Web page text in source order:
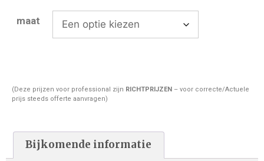
maat
(Deze prijzen voor professional zijn RICHTPRIJZEN – voor correcte/Actuele
prijs steeds offerte aanvragen)
Bijkomende informatie